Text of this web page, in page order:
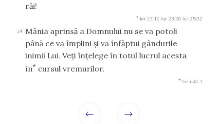
răi!
* Ier 23:19 Ier 23:20 Ier 25:32
24
Mânia aprinsă a Domnului nu se va potoli
până ce va împlini şi va înfăptui gândurile
inimii Lui. Veţi înţelege în totul lucrul acesta
în* cursul vremurilor.
* Gen 49:1